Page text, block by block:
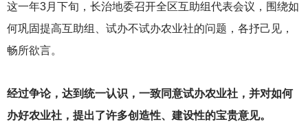
这一年3月下旬，长治地委召开全区互助组代表会议，围绕如
何巩固提高互助组、试办不试办农业社的问题，各抒己见，
畅所欲言。
经过争论，达到统一认识，一致同意试办农业社，并对如何
办好农业社，提出了许多创造性、建设性的宝贵意见。